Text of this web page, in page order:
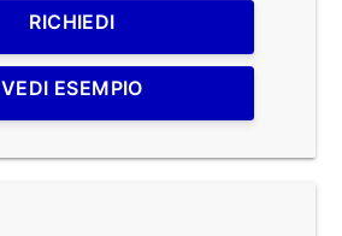
RICHIEDI
VEDI ESEMPIO